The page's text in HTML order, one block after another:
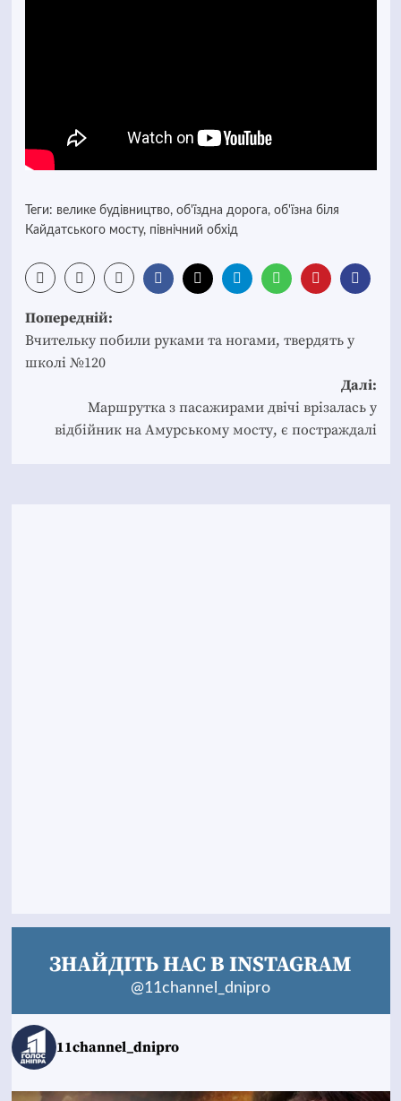
Теги: велике будівництво, об'їздна дорога, об'їзна біля
Кайдатського мосту, північний обхід
Post
navigation
Попередній:
Вчительку побили руками та ногами, твердять у
школі №120
Далі:
Маршрутка з пасажирами двічі врізалась у
відбійник на Амурському мосту, є постраждалі
ЗНАЙДІТЬ НАС В INSTAGRAM
@11channel_dnipro
11channel_dnipro